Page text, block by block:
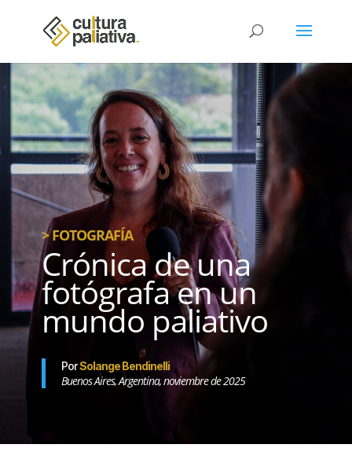
> FOTOGRAFÍA
Crónica de una
fotógrafa en un
mundo paliativo
PorSolange Bendinelli
Buenos Aires, Argentina, noviembre de 2025